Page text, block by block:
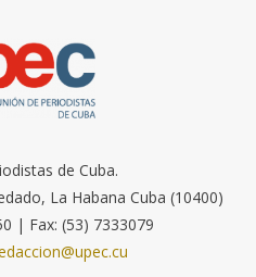
de Cuba.
La Habana Cuba (10400)
| Fax: (53) 7333079